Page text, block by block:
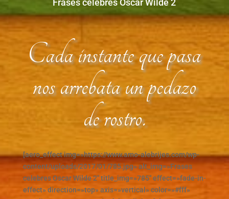
Frases celebres Oscar Wilde 2
Cada instante que pasa
nos arrebata un pedazo
de rostro.
[aero_effect img=»https://www.amo-alebrijes.com/wp-
content/uploads/2017/01/785.jpg» alt_img=»Frases
celebres Oscar Wilde 2″ title_img=»785″ effect=»fade-in-
effect» direction=»top» axis=»vertical» color=»#fff»